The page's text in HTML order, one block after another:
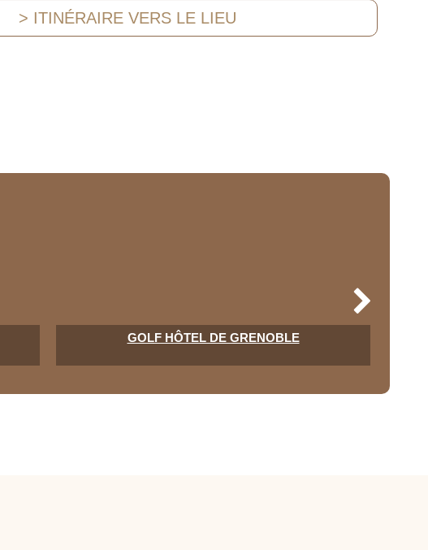
> ITINÉRAIRE VERS LE LIEU
GOLF HÔTEL DE GRENOBLE